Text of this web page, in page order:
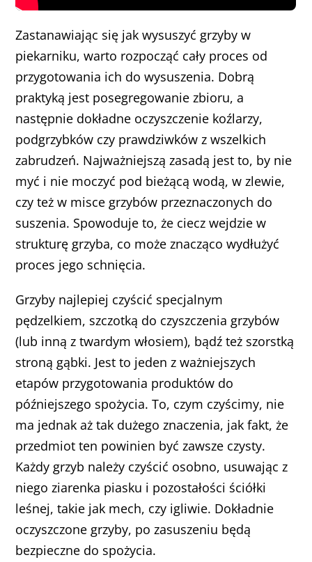
Zastanawiając się jak wysuszyć grzyby w
piekarniku, warto rozpocząć cały proces od
przygotowania ich do wysuszenia. Dobrą
praktyką jest posegregowanie zbioru, a
następnie dokładne oczyszczenie koźlarzy,
podgrzybków czy prawdziwków z wszelkich
zabrudzeń. Najważniejszą zasadą jest to, by nie
myć i nie moczyć pod bieżącą wodą, w zlewie,
czy też w misce grzybów przeznaczonych do
suszenia. Spowoduje to, że ciecz wejdzie w
strukturę grzyba, co może znacząco wydłużyć
proces jego schnięcia.
Grzyby najlepiej czyścić specjalnym
pędzelkiem, szczotką do czyszczenia grzybów
(lub inną z twardym włosiem), bądź też szorstką
stroną gąbki. Jest to jeden z ważniejszych
etapów przygotowania produktów do
późniejszego spożycia. To, czym czyścimy, nie
ma jednak aż tak dużego znaczenia, jak fakt, że
przedmiot ten powinien być zawsze czysty.
Każdy grzyb należy czyścić osobno, usuwając z
niego ziarenka piasku i pozostałości ściółki
leśnej, takie jak mech, czy igliwie. Dokładnie
oczyszczone grzyby, po zasuszeniu będą
bezpieczne do spożycia.